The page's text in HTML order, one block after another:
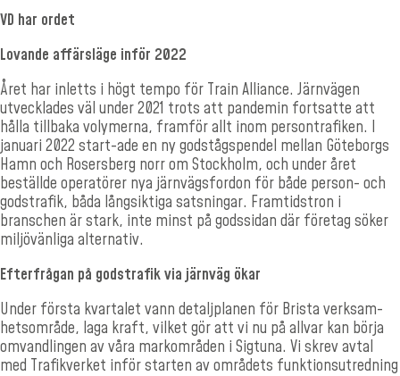
VD har ordet
Lovande affärsläge inför 2022
Året har inletts i högt tempo för Train Alliance. Järnvägen
utveck­lades väl under 2021 trots att pandemin fortsatte att
hålla tillbaka volymerna, framför allt inom persontrafiken. I
januari 2022 start-ade en ny godstågspendel mellan Göteborgs
Hamn och Rosers­berg norr om Stockholm, och under året
beställde operatörer nya järnvägsfordon för både person- och
godstrafik, båda långsiktiga satsningar. Framtidstron i
branschen är stark, inte minst på gods­sidan där företag söker
miljövänliga alternativ.
Efterfrågan på godstrafik via järnväg ökar
Under första kvartalet vann detaljplanen för Brista verksam­
hetsområde, laga kraft, vilket gör att vi nu på allvar kan börja
omvandlingen av våra markområden i Sigtuna. Vi skrev avtal
med Trafikverket inför starten av områdets funktionsutredning